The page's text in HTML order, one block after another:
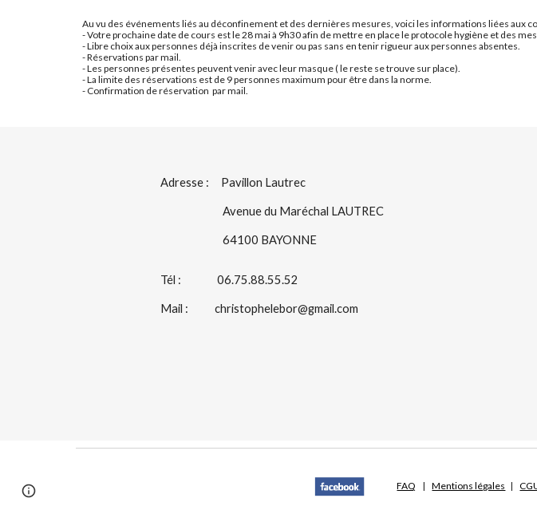
Au vu des événements liés au déconfinement et des dernières mesures, voici les informations liées aux
- Votre prochaine date de cours est le 28 mai à 9h30 afin de mettre en place le protocole hygiène et des
- Libre choix aux personnes déjà inscrites de venir ou pas sans en tenir rigueur aux personnes absentes.
- Réservations par mail.
- Les personnes présentes peuvent venir avec leur masque ( le reste se trouve sur place).
- La limite des réservations est de 9 personnes maximum pour être dans la norme.
- Confirmation de réservation  par mail.
Adresse :     Pavillon Lautrec
                          Avenue du Maréchal LAUTREC
                          64100 BAYONNE
Tél :               06.75.88.55.52
Mail :           christophelebor@gmail.com
FAQ
    |
Mentions légales
   |